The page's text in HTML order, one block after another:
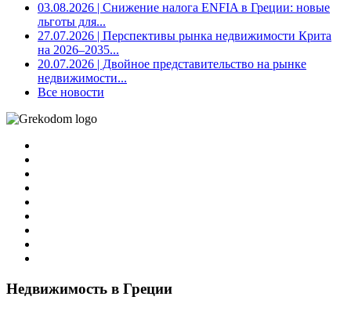
03.08.2026 | Снижение налога ENFIA в Греции: новые
льготы для...
27.07.2026 | Перспективы рынка недвижимости Крита
на 2026–2035...
20.07.2026 | Двойное представительство на рынке
недвижимости...
Все новости
Недвижимость в Греции